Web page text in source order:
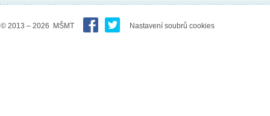
© 2013 – 2026 MŠMT Nastavení soubrů cookies